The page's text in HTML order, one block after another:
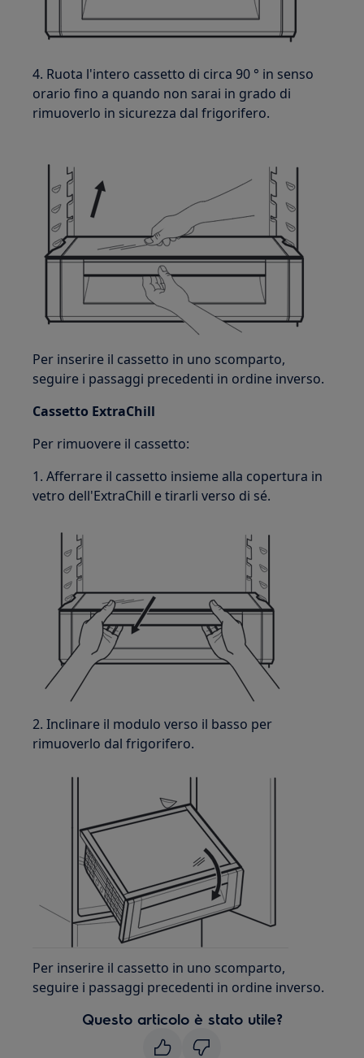
4. Ruota l'intero cassetto di circa 90 ° in senso
orario fino a quando non sarai in grado di
rimuoverlo in sicurezza dal frigorifero.
Per inserire il cassetto in uno scomparto,
seguire i passaggi precedenti in ordine inverso.
Cassetto ExtraChill
Per rimuovere il cassetto:
1. Afferrare il cassetto insieme alla copertura in
vetro dell'ExtraChill e tirarli verso di sé.
2. Inclinare il modulo verso il basso per
rimuoverlo dal frigorifero.
Per inserire il cassetto in uno scomparto,
seguire i passaggi precedenti in ordine inverso.
Questo articolo è stato utile?